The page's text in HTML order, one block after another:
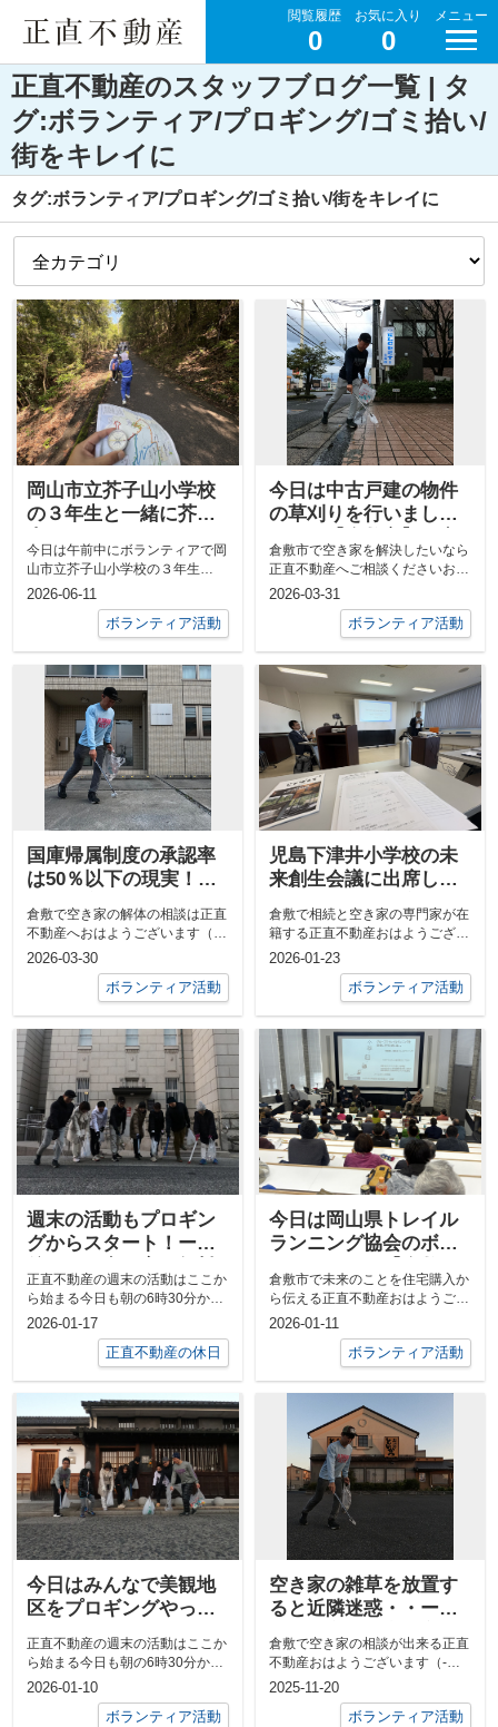
閲覧履歴
0
お気に入り
0
メニュー
正直不動産のスタッフブログ一覧 | タ
グ:ボランティア/プロギング/ゴミ拾い/
街をキレイに
タグ:ボランティア/プロギング/ゴミ拾い/街をキレイに
岡山市立芥子山小学校
の３年生と一緒に芥子
今日は午前中にボランティアで岡
山市立芥子山小学校の３年生
の”芥子山登山”の引率に行って来
ました。今年...
2026-06-11
ボランティア活動
今日は中古戸建の物件
の草刈りを行いまし
き家の相談は正直不動
産へー
倉敷市で空き家を解決したいなら
正直不動産へご相談くださいおは
ようございます（‐＾▽＾‐）今日
2026-03-31
ボランティア活動
国庫帰属制度の承認率
は50％以下の現実！ー
【倉敷市】で負の不動
産の相談も正直不動産
へー
倉敷で空き家の解体の相談は正直
不動産へおはようございます（‐
＾▽＾‐）今日は相続手続の無料
相談のため...
2026-03-30
ボランティア活動
児島下津井小学校の未
来創生会議に出席しま
した！ー【倉敷市】で
地域活性化を応援する
正直不動産ー
倉敷で相続と空き家の専門家が在
籍する正直不動産おはようござい
ます（‐＾▽＾‐）今月の個別相談
2026-01-23
ボランティア活動
週末の活動もプロギン
グからスタート！ー午
相談会に講師として行
ってきますー
正直不動産の週末の活動はここか
ら始まる今日も朝の6時30分から
美観地区プロギングをやっちゃり
2026-01-17
正直不動産の休日
今日は岡山県トレイル
ランニング協会のボラ
市】で空き家の相談は
正直不動産へー
倉敷市で未来のことを住宅購入か
ら伝える正直不動産おはようござ
います（‐＾▽＾‐）今日は岡山県
2026-01-11
ボランティア活動
今日はみんなで美観地
区をプロギングやっち
市】でボランティアや
ってる正直不動産ー
正直不動産の週末の活動はここか
ら始まる今日も朝の6時30分から
美観地区プロギングをやっちゃり
2026-01-10
ボランティア活動
空き家の雑草を放置す
ると近隣迷惑・・ー
相談が出来る正直不動
産ー
倉敷で空き家の相談が出来る正直
不動産おはようございます（‐＾
▽＾‐）今日はゴルフコンペの前
にプロギン...
2025-11-20
ボランティア活動